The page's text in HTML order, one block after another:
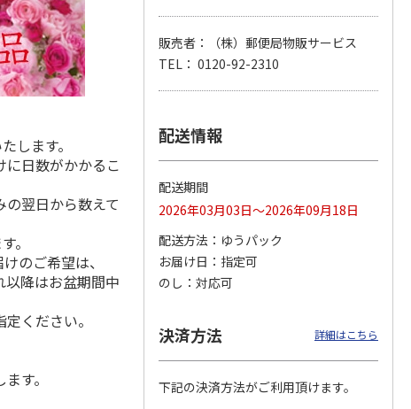
ト 月コ
)
選べるギフト 山コ
4.8
15,990円
(送料・税込)
選べるギフト 鳥コ
4.2 （6）
3,520円
(送料・税込)
選べるギフト 花コ
します。
日数がかかるこ
翌日から数えて
。
のご希望は、
降はお盆期間中
ください。
す。
販売者：（株）郵便局物販サービス
TEL： 0120-92-2310
配送情報
配送期間
2026年03月03日～2026年09月18日
配送方法
ゆうパック
お届け日
指定可
のし
対応可
決済方法 詳細はこちら
下記の決済方法がご利用頂けます。